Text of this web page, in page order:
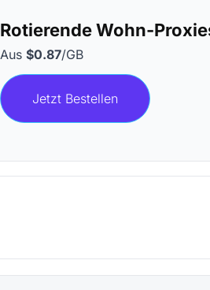
Rotierende Wohn-
Aus $0.87/GB
Jetzt Bestellen